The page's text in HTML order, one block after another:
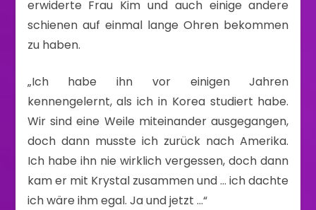
erwiderte Frau Kim und auch einige andere
schienen auf einmal lange Ohren bekommen
zu haben.
„Ich habe ihn vor einigen Jahren
kennengelernt, als ich in Korea studiert habe.
Wir sind eine Weile miteinander ausgegangen,
doch dann musste ich zurück nach Amerika.
Ich habe ihn nie wirklich vergessen, doch dann
kam er mit Krystal zusammen und … ich dachte
ich wäre ihm egal. Ja und jetzt …“